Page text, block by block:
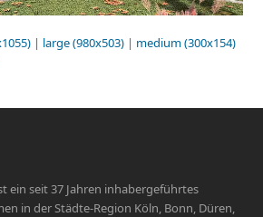
| large (980x503) | medium (300x154)
ein seit 37 Jahren inhabergeführtes
in der Städte-Region Köln, Bonn, Düren,